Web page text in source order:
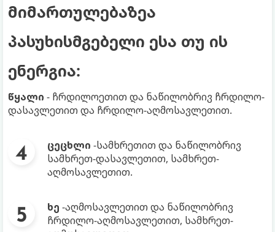
მიმართულებაზეა
პასუხისმგებელი ესა თუ ის
ენერგია:
წყალი - ჩრდილოეთით და ნაწილობრივ ჩრდილო-
დასავლეთით და ჩრდილო-აღმოსავლეთით.
ცეცხლი -სამხრეთით და ნაწილობრივ
სამხრეთ-დასავლეთით, სამხრეთ-
აღმოსავლეთით.
ხე -აღმოსავლეთით და ნაწილობრივ
ჩრდილო-აღმოსავლეთით, სამხრეთ-